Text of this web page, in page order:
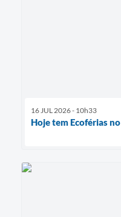
16 JUL 2026 - 10h33
Hoje tem Ecoférias